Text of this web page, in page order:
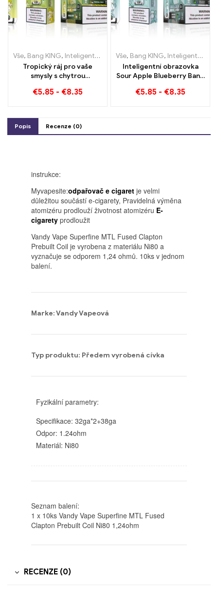
Vše, Bang KING, Inteligentní obrazovka Bang King 15000 Puff ,
Tropický ráj pro vaše
smysly s chytrou
Bang King 15000 Puff
€5.85 - €8.35
Vše, Bang KING, Inteligentní obrazovka Bang King 15000 Puff
Inteligentní obrazovka
Sour Apple Blueberry Bang
Nesrovnatelný zážitek z
€5.85 - €8.35
Popis Recenze (0)
instrukce:
Myvapesite:odpařovač e cigaret je velmi
důležitou součástí e-cigarety, Pravidelná výměna
atomizéru prodlouží životnost atomizéru E-
cigarety prodloužit
Vandy Vape Superfine MTL Fused Clapton
Prebuilt Coil je vyrobena z materiálu Ni80 a
vyznačuje se odporem 1,24 ohmů. 10ks v ​​jednom
balení.
Marke: Vandy Vapeová
Typ produktu: Předem vyrobená cívka
Fyzikální parametry:
Specifikace: 32ga*2+38ga
Odpor: 1.24ohm
Materiál: Ni80
Seznam balení:
1 x 10ks Vandy Vape Superfine MTL Fused
Clapton Prebuilt Coil Ni80 1,24ohm
RECENZE (0)